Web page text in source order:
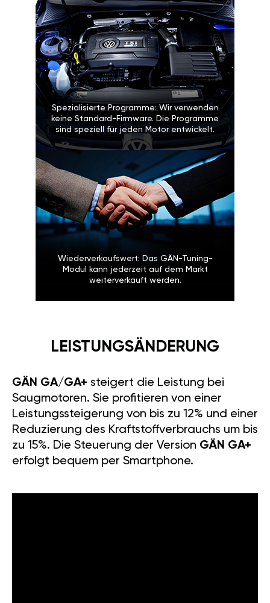
Spezialisierte Programme: Wir verwenden
keine Standard-Firmware. Die Programme
sind speziell für jeden Motor entwickelt.
Wiederverkaufswert: Das GÄN-Tuning-
Modul kann jederzeit auf dem Markt
weiterverkauft werden.
LEISTUNGSÄNDERUNG
GÄN GA/GA+ steigert die Leistung bei
Saugmotoren. Sie profitieren von einer
Leistungssteigerung von bis zu 12% und einer
Reduzierung des Kraftstoffverbrauchs um bis
zu 15%. Die Steuerung der Version GÄN GA+
erfolgt bequem per Smartphone.